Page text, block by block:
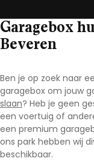
Garagebox
Beveren
Ben je op zoek naar
garagebox om jouw
slaan? Heb je geen
een voertuig of
een premium
ons park hebben wij
beschikbaar.